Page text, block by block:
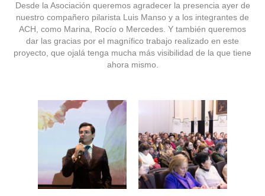
Desde la Asociación queremos agradecer la presencia ayer de
nuestro compañero pilarista Luis Manso y a los integrantes de
ACH, como Marina, Rocío o Mercedes. Y también queremos
dar las gracias por el magnífico trabajo realizado en este
proyecto, que ojalá tenga mucha más visibilidad de la que tiene
ahora mismo.